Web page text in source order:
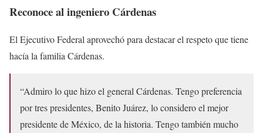
Reconoce al ingeniero Cárdenas
El Ejecutivo Federal aprovechó para destacar el respeto que tiene
hacía la familia Cárdenas.
“Admiro lo que hizo el general Cárdenas. Tengo preferencia
por tres presidentes, Benito Juárez, lo considero el mejor
presidente de México, de la historia. Tengo también mucho